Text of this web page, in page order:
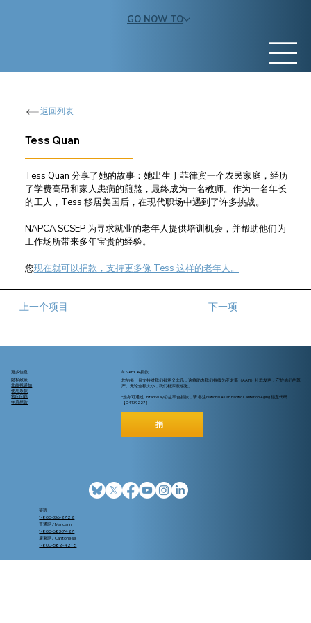
GO NOW TO
返回列表
Tess Quan
Tess Quan 分享了她的故事：她出生于菲律宾一个农民家庭，经历
了学费高昂和家人患病的煎熬，最终成为一名教师。作为一名年长
的工人，Tess 移居美国后，在现代职场中遇到了许多挑战。
NAPCA SCSEP 为寻求就业的老年人提供培训机会，并帮助他们为
工作场所带来多年宝贵的经验。
您现在就可以捐款，支持更多像 Tess 这样的老年人。
上一个项目 下一项
更多信息
隐私政策
非歧视通知
使用条款
常问问题
年度报告
向 NAPCA 捐款
您的每一份支持对我们都意义非凡，这将助力我们持续为亚太裔（AAPI）社群发声，守护他们的尊
严。无论金额大小，我们都深表感激。
*您亦可通过United Way公益平台捐款，请 备注National Asian Pacific Center on Aging 指定代码
【D4139227 ]
捐
英语
1-800-336-2722
普通話 / Mandarin
1-800-683-7427
廣東話 / Cantonese
1-800-582-4218